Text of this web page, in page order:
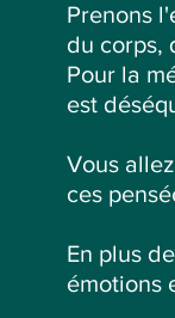
Prenons
du corps,
Pour la
est
Vous
ces
En plus
émotions